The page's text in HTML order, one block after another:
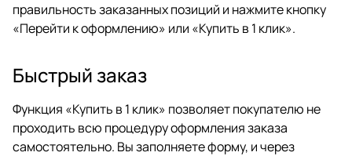
правильность заказанных позиций и нажмите кнопку
«Перейти к оформлению» или «Купить в 1 клик».
Быстрый заказ
Функция «Купить в 1 клик» позволяет покупателю не
проходить всю процедуру оформления заказа
самостоятельно. Вы заполняете форму, и через